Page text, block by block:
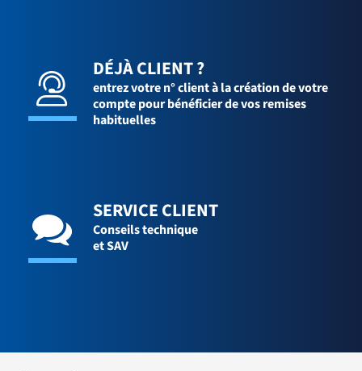
DÉJÀ CLIENT ?
entrez votre n° client à la création de votre
compte pour bénéficier de vos remises
habituelles
SERVICE CLIENT
Conseils technique
et SAV